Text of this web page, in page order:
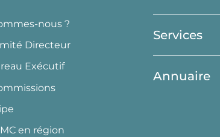
nous ?
Directeur
Exécutif
en région
Services
Annuaire